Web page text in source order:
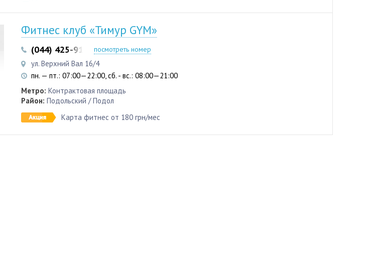
Фитнес клуб «Тимур GYM»
(044) 425-91-99 (093) 361-47-37
посмотреть номер
ул. Верхний Вал 16/4
пн. — пт.: 07:00—22:00, сб. - вс.: 08:00—21:00
Метро: Контрактовая площадь
Район: Подольский / Подол
Карта фитнес от 180 грн/мес